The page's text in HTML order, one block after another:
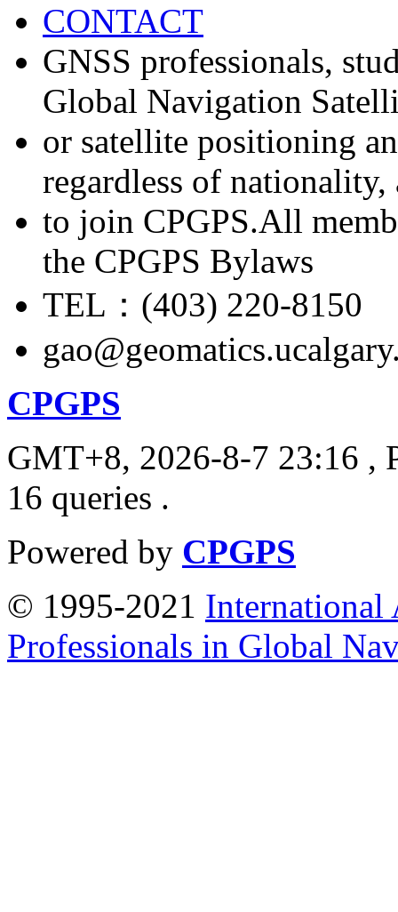
CONTACT
GNSS professionals,
Global Navigation
or satellite positioning
regardless of nationality,
to join CPGPS.All
the CPGPS Bylaws
TEL：(403) 220-8150
CPGPS
GMT+8, 2026-8-7 23:16 ,
16 queries .
Powered by CPGPS
© 1995-2021 International
Professionals in Global